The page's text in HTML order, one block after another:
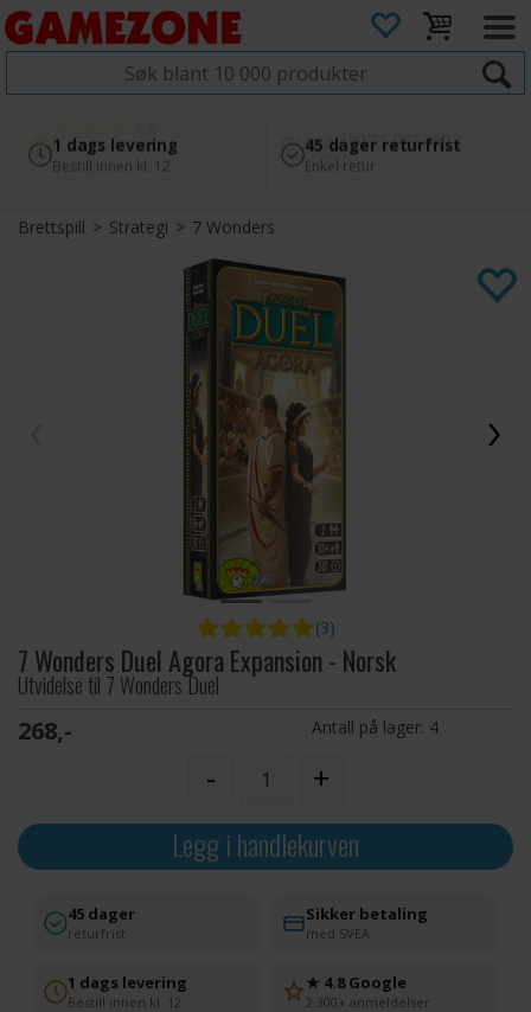
4.8
2 300+ anmeldelser på
Google
Sikker betaling
med Svea
1 dags levering
Bestill innen kl. 12
45 dager returfrist
Enkel retur
Brettspill>Strategi>7 Wonders
(3)
7 Wonders Duel Agora Expansion - Norsk
Utvidelse til 7 Wonders Duel
268,- Antall på lager: 4
- +
Legg i handlekurven
45 dager
returfrist
Sikker betaling
med SVEA
1 dags levering
Bestill innen kl. 12
★ 4.8 Google
2 300+ anmeldelser